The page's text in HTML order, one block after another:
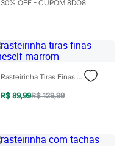
30% OFF - CUPOM 8DO8
Rasteirinha Tiras Finas Oneself Marrom
R$ 89,99R$ 129,99